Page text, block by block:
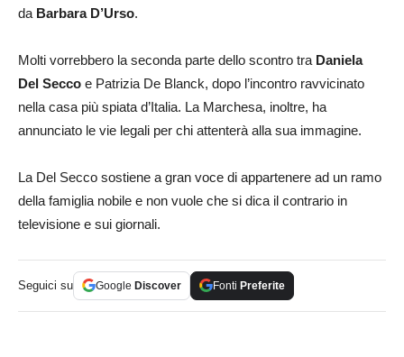
da Barbara D’Urso.
Molti vorrebbero la seconda parte dello scontro tra Daniela
Del Secco e Patrizia De Blanck, dopo l’incontro ravvicinato
nella casa più spiata d’Italia. La Marchesa, inoltre, ha
annunciato le vie legali per chi attenterà alla sua immagine.
La Del Secco sostiene a gran voce di appartenere ad un ramo
della famiglia nobile e non vuole che si dica il contrario in
televisione e sui giornali.
Seguici su Google Discover Fonti Preferite